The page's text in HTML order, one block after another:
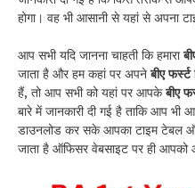
होगा। वह भी आसानी से यहां से अपना
आप सभी यदि जानना चाहती कि हमारा
जाता है और हम कहां पर अपनेबीएफर्स्ट
हैं, तो आप सभी को यहां पर आपकेबीए
बारे में जानकारी दी गई है ताकि आप
डाउनलोड कर सके आपका टाइम टेबल
जाता है ऑफिसर वेबसाइट पर ही आपको